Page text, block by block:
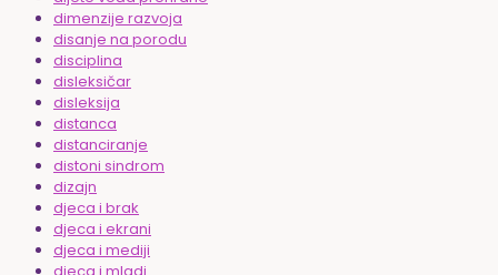
dimenzije razvoja
disanje na porodu
disciplina
disleksičar
disleksija
distanca
distanciranje
distoni sindrom
dizajn
djeca i brak
djeca i ekrani
djeca i mediji